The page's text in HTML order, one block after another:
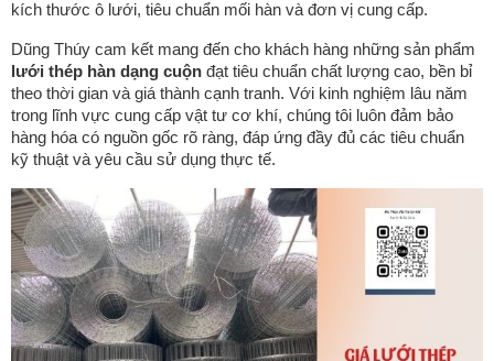
kích thước ô lưới, tiêu chuẩn mối hàn và đơn vị cung cấp.
Dũng Thúy cam kết mang đến cho khách hàng những sản phẩm
lưới thép hàn dạng cuộn đạt tiêu chuẩn chất lượng cao, bền bỉ
theo thời gian và giá thành cạnh tranh. Với kinh nghiệm lâu năm
trong lĩnh vực cung cấp vật tư cơ khí, chúng tôi luôn đảm bảo
hàng hóa có nguồn gốc rõ ràng, đáp ứng đầy đủ các tiêu chuẩn
kỹ thuật và yêu cầu sử dụng thực tế.